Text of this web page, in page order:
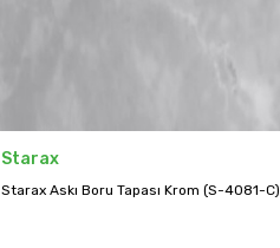
Starax
Starax Askı Boru Tapası Krom (S-4081-C)